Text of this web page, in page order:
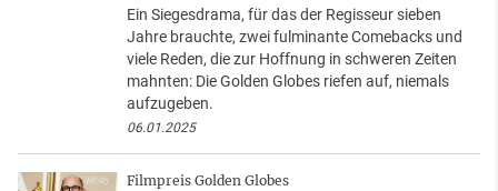
Ein Siegesdrama, für das der Regisseur sieben
Jahre brauchte, zwei fulminante Comebacks und
viele Reden, die zur Hoffnung in schweren Zeiten
mahnten: Die Golden Globes riefen auf, niemals
aufzugeben.
06.01.2025
Filmpreis Golden Globes